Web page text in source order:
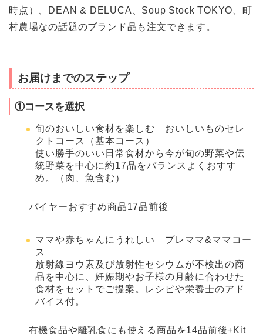
時点）、DEAN & DELUCA、Soup Stock TOKYO、町
村農場なの話題のブランド品も注文できます。
お届けまでのステップ
①コースを選択
旬のおいしい食材を楽しむ おいしいものセレ
クトコース（基本コース）
使い勝手のいい日常食材から今が旬の野菜や伝
統野菜を中心に約17品をバランスよくおすす
め。（肉、魚含む）
バイヤーおすすめ商品17品前後
ママや赤ちゃんにうれしい プレママ&ママコー
ス
放射線ヨウ素及び放射性セシウムが不検出の商
品を中心に、妊娠期やお子様の月齢に合わせた
食材をセットでご提案。レシピや栄養士のアド
バイス付。
有機食品や離乳食にも使える商品を14品前後+Kit